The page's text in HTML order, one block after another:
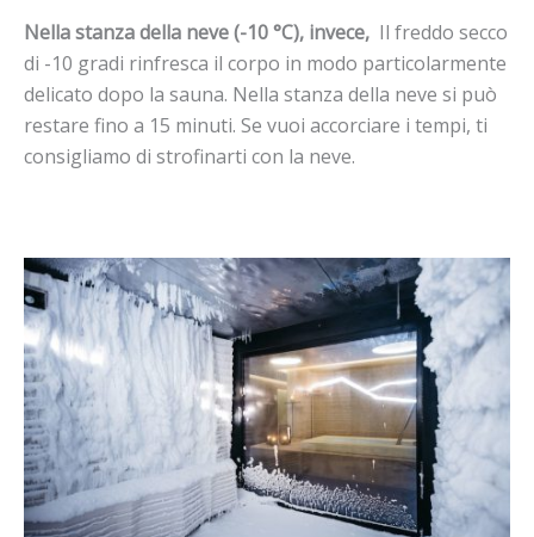
Nella stanza della neve (-10 °C), invece, Il freddo secco
di -10 gradi rinfresca il corpo in modo particolarmente
delicato dopo la sauna. Nella stanza della neve si può
restare fino a 15 minuti. Se vuoi accorciare i tempi, ti
consigliamo di strofinarti con la neve.